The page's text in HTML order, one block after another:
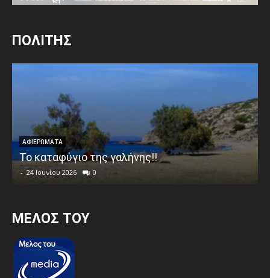
ΠΟΛΙΤΗΣ
ΑΦΙΕΡΩΜΑΤΑ
Το καταφύγιο της γαλήνης!!
- 24 Ιουνίου 2026 0
MEΛΟΣ ΤΟΥ